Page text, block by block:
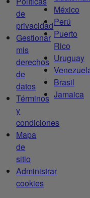
de
privacidad
Gestionar
mis
derechos
de
datos
Términos
y
condiciones
Mapa
de
sitio
Administrar
cookies
México
Perú
Puerto
Rico
Uruguay
Brasil
Jamaica